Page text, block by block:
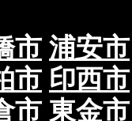
市 浦安市
市 印西市
市 東金市